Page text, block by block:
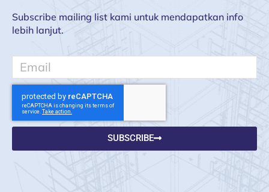
Subscribe mailing list kami untuk mendapatkan info
lebih lanjut.
Email
SUBSCRIBE